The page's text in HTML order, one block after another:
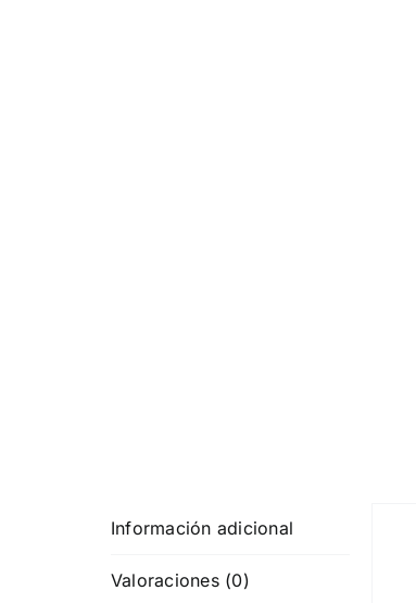
Información adicional
Valoraciones (0)